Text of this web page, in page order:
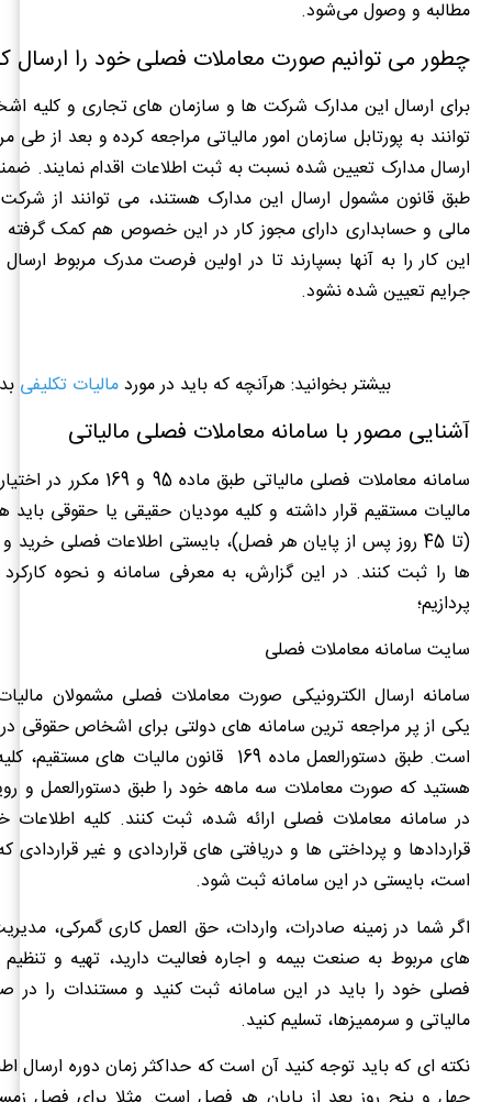
مطالبه و وصول می‌شود.
چطور می توانیم صورت معاملات فصلی خود را ارسال
برای ارسال این مدارک شرکت ها و سازمان های تجاری و کلیه
توانند به پورتابل سازمان امور مالیاتی مراجعه کرده و بعد از
ارسال مدارک تعیین شده نسبت به ثبت اطلاعات اقدام نمایند.
طبق قانون مشمول ارسال این مدارک هستند، می توانند از
مالی و حسابداری دارای مجوز کار در این خصوص هم کمک
این کار را به آنها بسپارند تا در اولین فرصت مدرک مربوط
جرایم تعیین شده نشود.
بیشتر بخوانید: هرآنچه که باید در موردمالیات تکلیفی
آشنایی مصور با سامانه معاملات فصلی مالیاتی
سامانه معاملات فصلی مالیاتی طبق
(تا 45 روز پس از پایان هر فصل)، بایستی اطلاعات فصلی خرید
ها را ثبت کنند. در این گزارش، به معرفی سامانه و نحوه
پردازیم؛
سایت سامانه معاملات فصلی
سامانه ارسال الکترونیکی صورت معاملات فصلی مشمولان
است. طبق دستورالعمل ماده 169 قانون مالیات های
هستید که صورت معاملات سه ماهه خود را طبق دستورالعمل و
در سامانه معاملات فصلی ارائه شده، ثبت کنند. کلیه
قراردادها و پرداختی ها و دریافتی های قراردادی و غیر قراردادی
است، بایستی در این سامانه ثبت شود.
اگر شما در زمینه صادرات، واردات، حق العمل کاری گمرکی،
های مربوط به صنعت بیمه و اجاره فعالیت دارید، تهیه و
فصلی خود را باید در این سامانه ثبت کنید و مستندات را در
مالیاتی و سرممیزها، تسلیم کنید.
نکته ای که باید توجه کنید آن است که حداکثر زمان دوره ارسال